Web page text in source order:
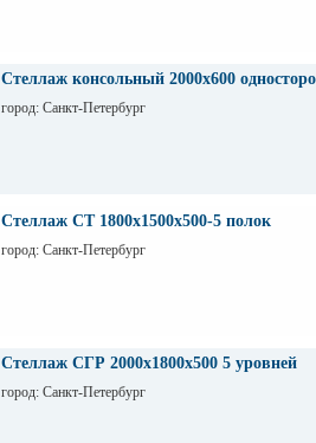
Стеллаж консольный 2000х600
город: Санкт-Петербург
Стеллаж СТ 1800х1500х500-5 полок
город: Санкт-Петербург
Стеллаж СГР 2000х1800х500 5 уровней
город: Санкт-Петербург